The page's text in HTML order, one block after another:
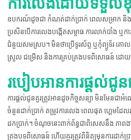
ឧបករណ៍ដូចជា កំណត់ដាក់ប្រាក់ ពេលសម្រាក និ
ប្រសិនបើការលេងបង្កើតសម្ពាធ ការលាក់បាំង ឬក
ជំនួយសមស្រប។ មិនថាប្រើទូរស័ព្ទ ឬកុំព្យូទ័រ គ
ស្រួល ជម្រើស និងការគ្រប់គ្រងបទពិសោធន៍ ដោយ
របៀបអានការផ្តល់ជូន
ការផ្តល់ជូនគួរត្រូវអានដូចកិច្ចសន្យា មិនមែនជ
ចំនួនដាក់ប្រាក់ តម្រូវការលេង ពេលផុត ហ្គេមដ
ដកប្រាក់។ ចំណុចនេះពាក់ព័ន្ធជាពិសេសនឹង ភាព
គ្រងបទពិសោធន៍ ហើយគួរត្រូវពិនិត្យមុនការដាក់ប្